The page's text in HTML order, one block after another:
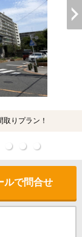
りプラン！
ルで問合せ